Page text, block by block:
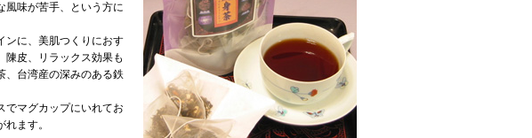
風味が苦手、という方に
ンに、美肌つくりにおす
陳皮、リラックス効果も
、台湾産の深みのある鉄
でマグカップにいれてお
ます。